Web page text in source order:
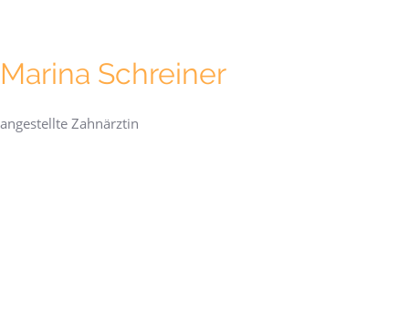
Marina Schreiner
angestellte Zahnärztin